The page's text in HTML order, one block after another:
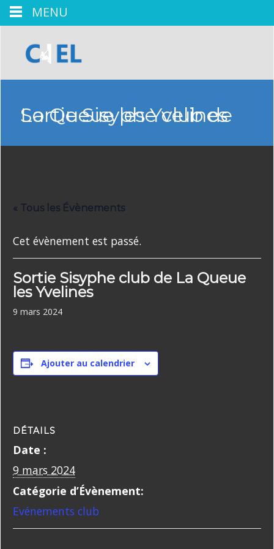
Sortie Sisyphe club de La Queue les Yvelines
« Tous les Évènements
Cet évènement est passé.
Sortie Sisyphe club de La Queue
les Yvelines
9 mars 2024
Ajouter au calendrier
DÉTAILS
Date :
9 mars 2024
Catégorie d’Évènement:
Evénements club
MENU